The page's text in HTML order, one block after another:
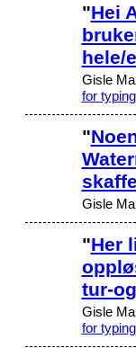
"Hei
hele/
Gisle
for
"
Gisle
"Her
tur-
Gisle
for